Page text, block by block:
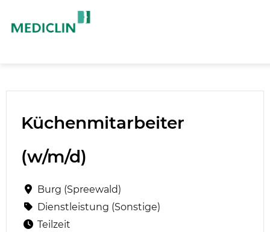
Küchenmitarbeiter
(w/m/d)
Burg (Spreewald)
Dienstleistung (Sonstige)
Teilzeit